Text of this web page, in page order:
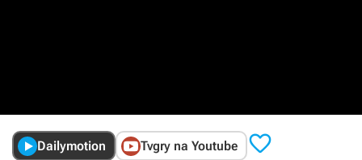
Dailymotion Tvgry na Youtube 